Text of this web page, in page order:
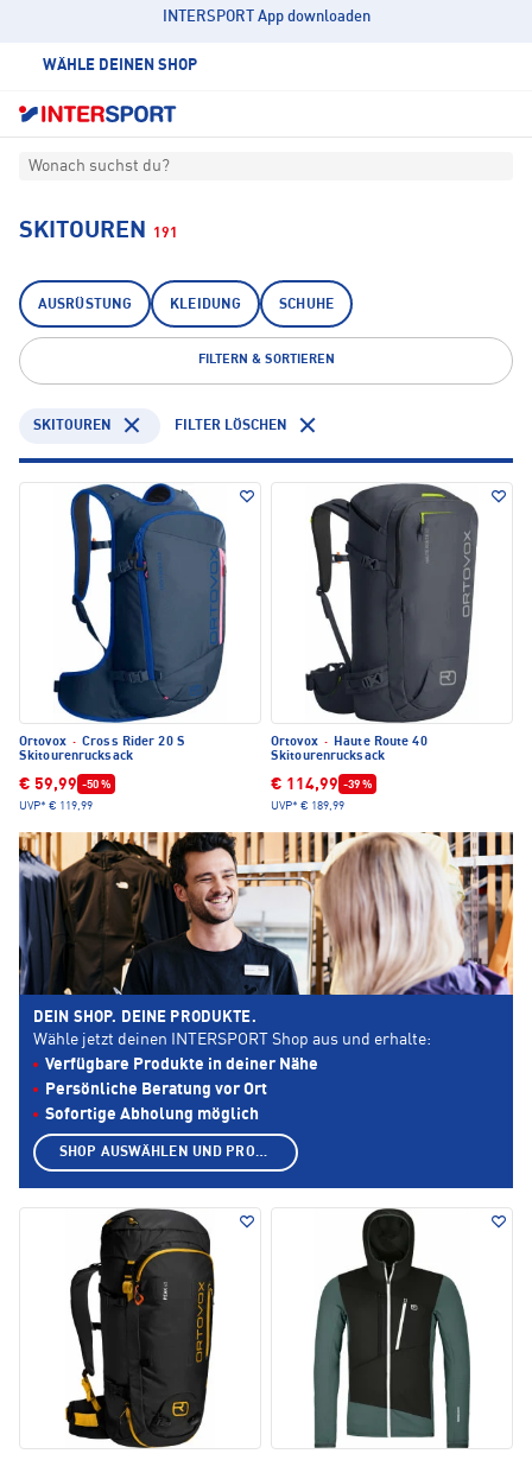
INTERSPORT App downloaden
WÄHLE DEINEN SHOP
Wonach suchst du?
SKITOUREN 191
AUSRÜSTUNG KLEIDUNG SCHUHE
FILTERN & SORTIEREN
SKITOUREN FILTER LÖSCHEN
Ortovox · Cross Rider 20 S
Skitourenrucksack
€ 59,99 -50 %
UVP* € 119,99
Ortovox ·
Haute Route 40
Skitourenrucksack
€ 114,99 -39 %
UVP* € 189,99
DEIN SHOP. DEINE PRODUKTE.
Wähle jetzt deinen INTERSPORT Shop aus und erhalte:
Verfügbare Produkte in deiner Nähe
Persönliche Beratung vor Ort
Sofortige Abholung möglich
SHOP AUSWÄHLEN UND PRODUKTE ANZEIGEN